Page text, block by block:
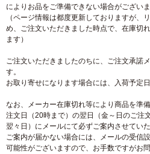
によりお品をご準備できない場合がござい
（ページ情報は都度更新しておりますが、
め、ご注文いただきました時点で、在庫切
ます）
ご注文いただきましたのちに、ご注文承諾
す。
お取り寄せになります場合には、入荷予定
なお、メーカー在庫切れ等により商品を準
注文日（20時まで）の翌日（金～日のご注
翌々日）にメールにて必ずご案内させていた
ご案内が届かない場合には、メールの受信
可能性がございますので、お手数ですがお